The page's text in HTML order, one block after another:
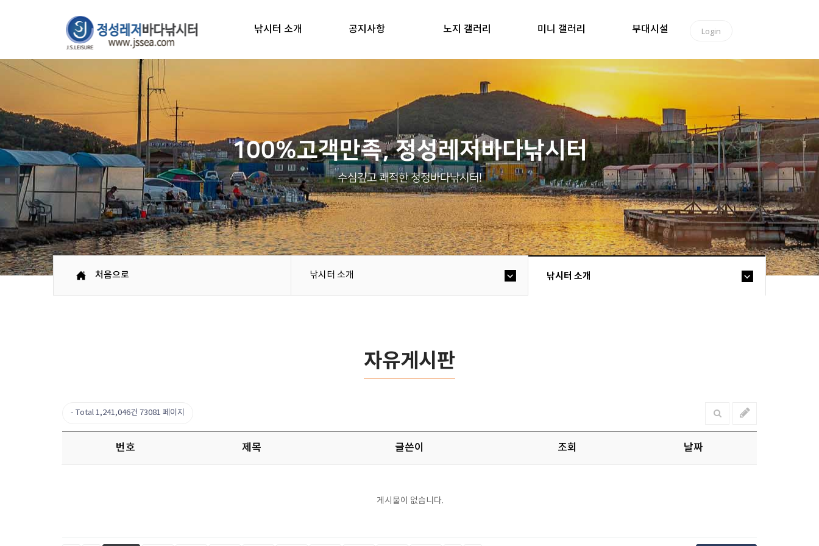
낚시터 소개 공지사항 노지 갤러리 미니 갤러리 부대시설 Login
100%고객만족, 정성레저바다낚시터
수심깊고 쾌적한 청정바다낚시터!
처음으로 낚시터 소개 낚시터 소개
자유게시판
Total 1,241,046건 73081 페이지
번호 제목 글쓴이 조회 날짜
게시물이 없습니다.